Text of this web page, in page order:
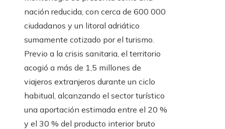
nación reducida, con cerca de 600 000
ciudadanos y un litoral adriático
sumamente cotizado por el turismo.
Previo a la crisis sanitaria, el territorio
acogió a más de 1,5 millones de
viajeros extranjeros durante un ciclo
habitual, alcanzando el sector turístico
una aportación estimada entre el 20 %
y el 30 % del producto interior bruto